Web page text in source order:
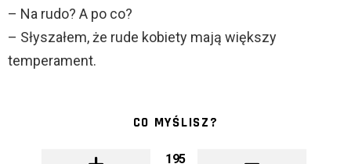
– Na rudo? A po co?
– Słyszałem, że rude kobiety mają większy
temperament.
CO MYŚLISZ?
195